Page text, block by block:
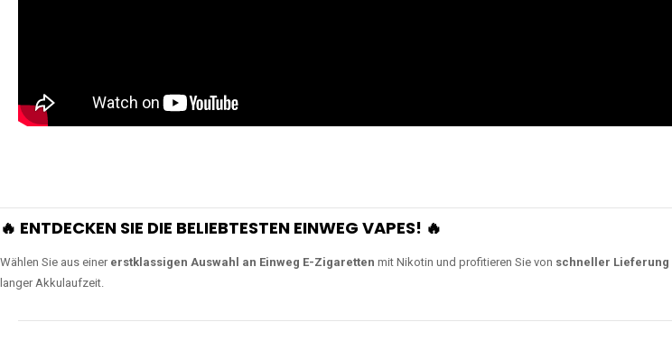
🔥 ENTDECKEN SIE DIE BELIEBTESTEN EINWEG VAPES! 🔥
Wählen Sie aus einer erstklassigen Auswahl an Einweg E-Zigaretten mit Nikotin und profitieren Sie von schneller Lieferung
langer Akkulaufzeit.